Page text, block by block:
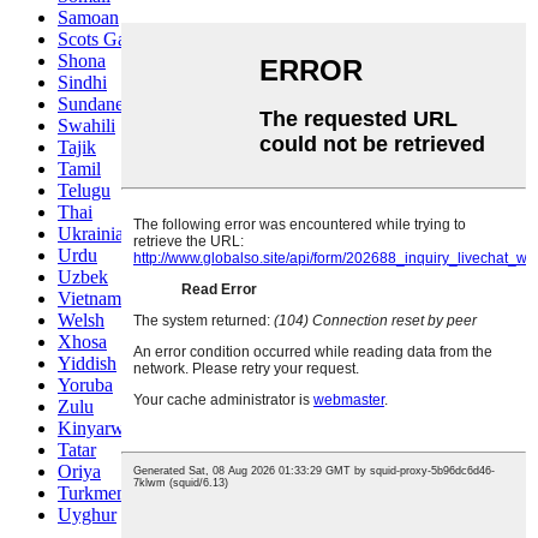
Samoan
Scots Gaelic
Shona
Sindhi
Sundanese
Swahili
Tajik
Tamil
Telugu
Thai
Ukrainian
Urdu
Uzbek
Vietnamese
Welsh
Xhosa
Yiddish
Yoruba
Zulu
Kinyarwanda
Tatar
Oriya
Turkmen
Uyghur